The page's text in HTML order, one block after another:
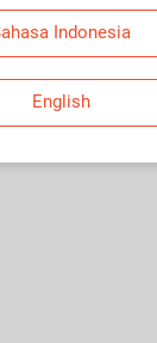
Indonesia
English